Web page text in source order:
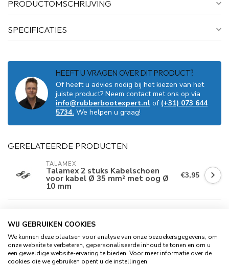
PRODUCTOMSCHRIJVING
SPECIFICATIES
HEEFT U VRAGEN OVER DIT PRODUCT?
Of heeft u advies nodig bij het kiezen van het
juiste product? Neem contact met ons op via
info@rubberbootexpert.nl of (+31) 073 644
5734. We helpen u graag!
GERELATEERDE PRODUCTEN
TALAMEX
Talamex 2 stuks Kabelschoen
voor kabel Ø 35 mm² met oog Ø
10 mm
€3,95
Accukabel 35 mm² zwart
WIJ GEBRUIKEN COOKIES
We kunnen deze plaatsen voor analyse van onze bezoekersgegevens, om
onze website te verbeteren, gepersonaliseerde inhoud te tonen en om u
een geweldige website-ervaring te bieden. Voor meer informatie over de
cookies die we gebruiken opent u de instellingen.